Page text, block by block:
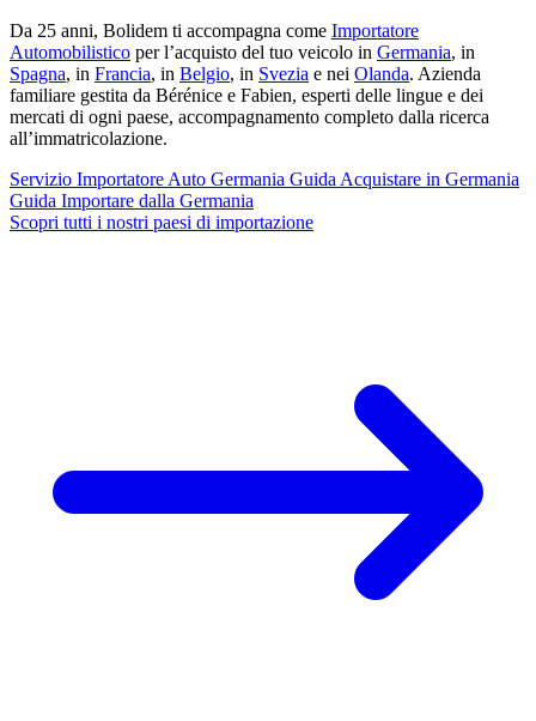
Da 25 anni, Bolidem ti accompagna come Importatore
Automobilistico per l’acquisto del tuo veicolo in Germania, in
Spagna, in Francia, in Belgio, in Svezia e nei Olanda. Azienda
familiare gestita da Bérénice e Fabien, esperti delle lingue e dei
mercati di ogni paese, accompagnamento completo dalla ricerca
all’immatricolazione.
Servizio Importatore Auto Germania Guida Acquistare in Germania
Guida Importare dalla Germania
Scopri tutti i nostri paesi di importazione